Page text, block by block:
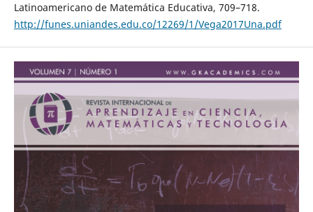
Latinoamericano de Matemática Educativa, 709–718.
http://funes.uniandes.edu.co/12269/1/Vega2017Una.pdf